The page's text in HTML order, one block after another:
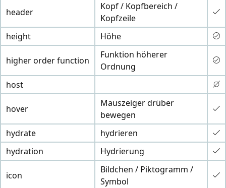
header
Kopf / Kopfbereich /
Kopfzeile
height
Höhe
higher order function
Funktion höherer
Ordnung
host
hover
Mauszeiger drüber
bewegen
hydrate
hydrieren
hydration
Hydrierung
icon
Bildchen / Piktogramm /
Symbol